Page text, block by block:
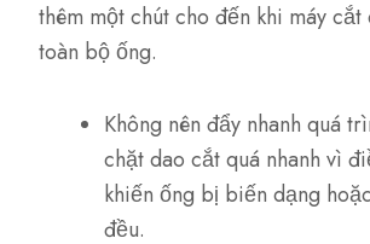
thêm một chút cho đến khi máy cắt
toàn bộ ống.
Không nên đẩy nhanh quá
chặt dao cắt quá nhanh vì
khiến ống bị biến dạng
đều.